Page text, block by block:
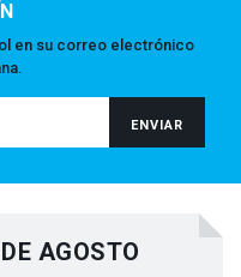
en su correo electrónico
AGOSTO